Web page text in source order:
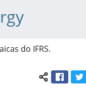
do IFRS.